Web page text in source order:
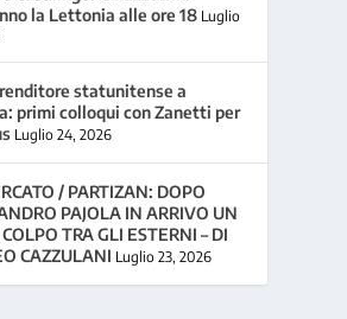
la Lettonia alle ore 18 Luglio
statunitense a
primi colloqui con Zanetti per
Luglio 24, 2026
/ PARTIZAN: DOPO
PAJOLA IN ARRIVO UN
TRA GLI ESTERNI – DI
CAZZULANI Luglio 23, 2026